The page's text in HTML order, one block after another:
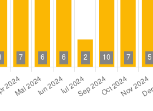
La fel cum tie iti
plac